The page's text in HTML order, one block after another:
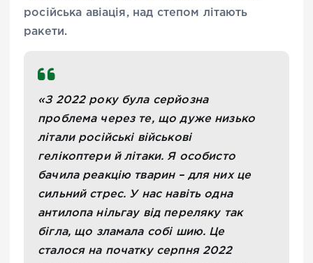
російська авіація, над степом літають
ракети.
«З 2022 року була серйозна
проблема через те, що дуже низько
літали російські військові
гелікоптери й літаки. Я особисто
бачила реакцію тварин – для них це
сильний стрес. У нас навіть одна
антилопа нільгау від переляку так
бігла, що зламала собі шию. Це
сталося на початку серпня 2022